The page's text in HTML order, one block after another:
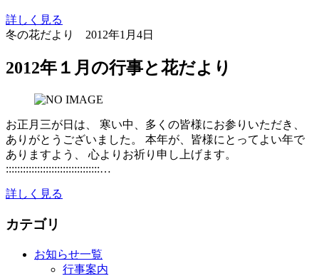
詳しく見る
冬の花だより
2012年1月4日
2012年１月の行事と花だより
お正月三が日は、 寒い中、多くの皆様にお参りいただき、
ありがとうございました。 本年が、皆様にとってよい年で
ありますよう、 心よりお祈り申し上げます。
:::::::::::::::::::::::::::::::::…
詳しく見る
カテゴリ
お知らせ一覧
行事案内